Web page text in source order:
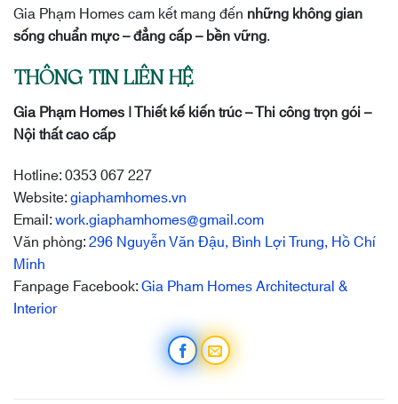
Gia Phạm Homes cam kết mang đến những không gian
sống chuẩn mực – đẳng cấp – bền vững.
THÔNG TIN LIÊN HỆ
Gia Phạm Homes | Thiết kế kiến trúc – Thi công trọn gói –
Nội thất cao cấp
Hotline: 0353 067 227
Website:giaphamhomes.vn
Email:work.giaphamhomes@gmail.com
Văn phòng:296 Nguyễn Văn Đậu, Bình Lợi Trung, Hồ Chí
Minh
Fanpage Facebook:Gia Pham Homes Architectural &
Interior